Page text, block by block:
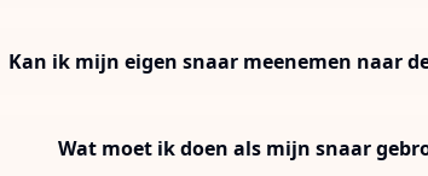
Kan ik mijn eigen snaar meenemen naar
Wat moet ik doen als mijn snaar